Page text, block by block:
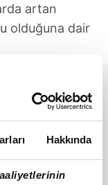
Hakkında
artan
olduğuna dair